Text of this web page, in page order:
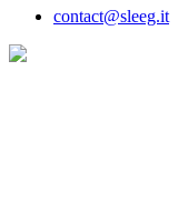
contact@sleeg.it